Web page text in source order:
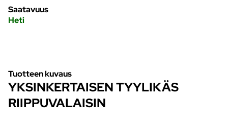
Saatavuus
Heti
Tuotteen kuvaus
YKSINKERTAISEN TYYLIKÄS
RIIPPUVALAISIN